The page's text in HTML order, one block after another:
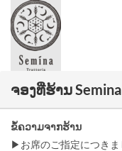
ຈອງທີ່ຮ້ານ Semina
ຂໍ້ຄວາມຈາກຮ້ານ
▶お席のご指定につき